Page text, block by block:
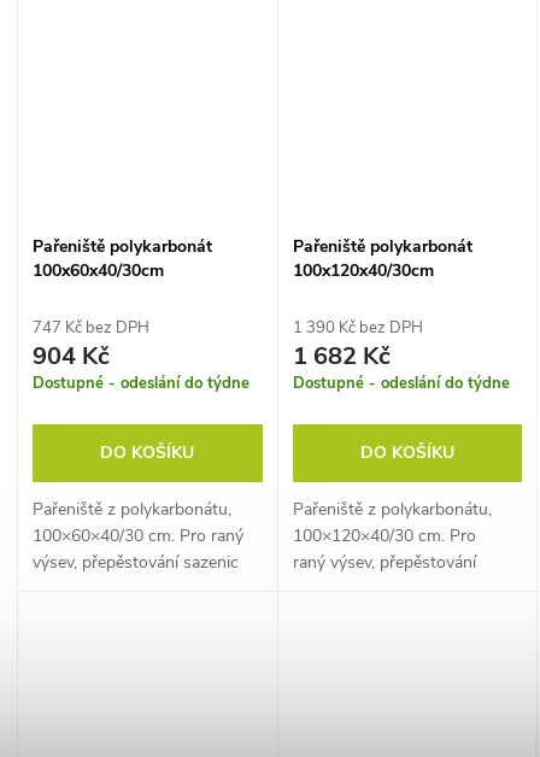
Pařeniště polykarbonát
100x60x40/30cm
747 Kč bez DPH
904 Kč
Dostupné - odeslání do týdne
DO KOŠÍKU
Pařeniště z polykarbonátu,
100×60×40/30 cm. Pro raný
výsev, přepěstování sazenic
Pařeniště polykarbonát
100x120x40/30cm
1 390 Kč bez DPH
1 682 Kč
Dostupné - odeslání do týdne
DO KOŠÍKU
Pařeniště z polykarbonátu,
100×120×40/30 cm. Pro
raný výsev, přepěstování